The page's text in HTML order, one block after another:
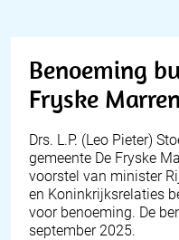
Benoeming
Fryske Marren
Drs. L.P. (Leo Pieter)
gemeente De Fryske
voorstel van minister
en Koninkrijksrelaties
voor benoeming. De
september 2025.